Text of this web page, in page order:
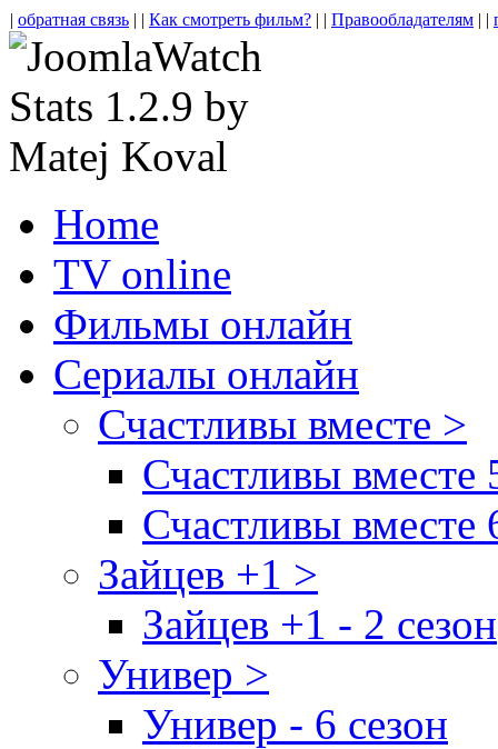
| обратная связь | | Как смотреть фильм? | | Правообладателям | |
Home
TV online
Фильмы онлайн
Сериалы онлайн
Счастливы вместе >
Счастливы вместе
Счастливы вместе
Зайцев +1 >
Зайцев +1 - 2 сезон
Универ >
Универ - 6 сезон